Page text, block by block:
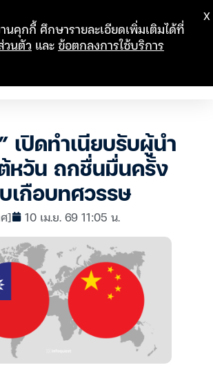
เปิดทำเนียบรับผู้นำ
หวัน ถกชื่นมื่นครั้ง
เกือบทศวรรษ
] 10 เม.ย. 69 11:05 น.
นคุกกี้ ศึกษารายละเอียดเพิ่มเติมได้ที่
วนตัว และข้อตกลงการใช้บริการ
X